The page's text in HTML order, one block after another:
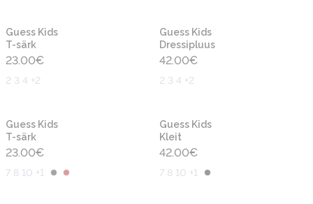
Guess Kids
T-särk
23.00€
2 3 4 +2
Guess Kids
Dressipluus
42.00€
2 3 4 +2
Guess Kids
T-särk
23.00€
7 8 10 +1
Guess Kids
Kleit
42.00€
7 8 10 +1